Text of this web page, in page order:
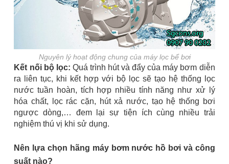
Nguyên lý hoạt động chung của máy lọc bể bơi
Kết nối bộ lọc: Quá trình hút và đẩy của máy bơm diễn
ra liên tục, khi kết hợp với bộ lọc sẽ tạo hệ thống lọc
nước tuần hoàn, tích hợp nhiều tính năng như xử lý
hóa chất, lọc rác cặn, hút xả nước, tạo hệ thống bơi
ngược dòng,… đem lại sự tiện ích cùng nhiều trải
nghiệm thú vị khi sử dụng.
Nên lựa chọn hãng máy bơm nước hồ bơi và công
suất nào?